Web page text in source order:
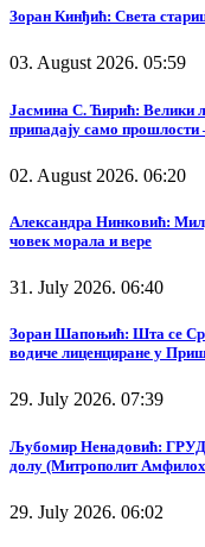
Зоран Кинђић: Света
03. August 2026. 05:59
Јасмина С. Ћирић: Велики
припадају само прошлости
02. August 2026. 06:20
Александра Нинковић:
човек морала и вере
31. July 2026. 06:40
Зоран Шапоњић: Шта се
водиче лиценциране у
29. July 2026. 07:39
Љубомир Ненадовић:
долу (Митрополит
29. July 2026. 06:02